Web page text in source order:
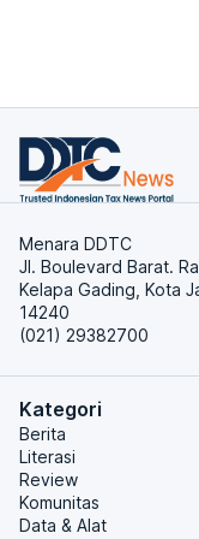
Menara DDTC
Jl. Boulevard Barat.
Kelapa Gading, Kota
14240
(021) 29382700
Kategori
Berita
Literasi
Review
Komunitas
Data & Alat